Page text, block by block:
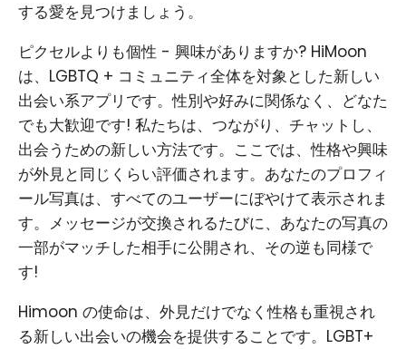
する愛を見つけましょう。
ピクセルよりも個性 - 興味がありますか? HiMoon
は、LGBTQ + コミュニティ全体を対象とした新しい
出会い系アプリです。性別や好みに関係なく、どなた
でも大歓迎です! 私たちは、つながり、チャットし、
出会うための新しい方法です。ここでは、性格や興味
が外見と同じくらい評価されます。あなたのプロフィ
ール写真は、すべてのユーザーにぼやけて表示されま
す。メッセージが交換されるたびに、あなたの写真の
一部がマッチした相手に公開され、その逆も同様で
す!
Himoon の使命は、外見だけでなく性格も重視され
る新しい出会いの機会を提供することです。LGBT+